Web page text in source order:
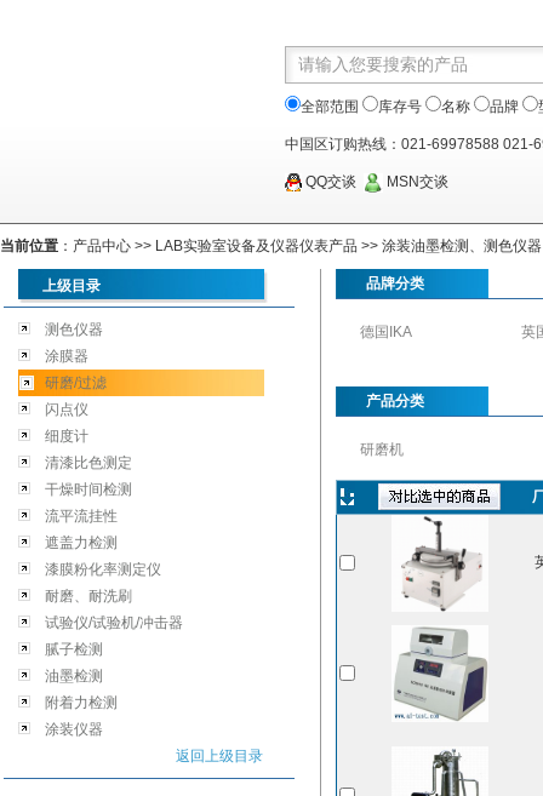
全部范围 库存号 名称 品牌
中国区订购热线：021-69978588 021-
QQ交谈 MSN交谈
当前位置 ： 产品中心 >> LAB实验室设备及仪器仪表产品 >> 涂装油墨检测、测色仪器
上级目录
测色仪器
涂膜器
研磨/过滤
闪点仪
细度计
清漆比色测定
干燥时间检测
流平流挂性
遮盖力检测
漆膜粉化率测定仪
耐磨、耐洗刷
试验仪/试验机/冲击器
腻子检测
油墨检测
附着力检测
涂装仪器
返回上级目录
品牌分类
德国IKA 英
产品分类
研磨机